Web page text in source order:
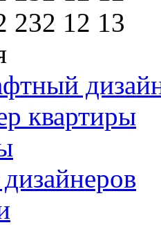
232 12 13
квартиры